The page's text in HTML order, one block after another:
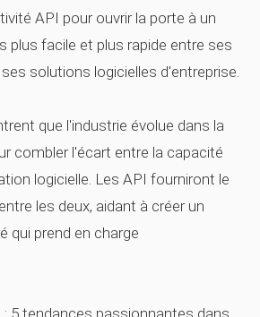
API pour ouvrir la porte à un
plus facile et plus rapide entre ses
solutions logicielles d'entreprise.
que l'industrie évolue dans la
combler l'écart entre la capacité
logicielle. Les API fourniront le
les deux, aidant à créer un
qui prend en charge
: 5 tendances passionnantes dans